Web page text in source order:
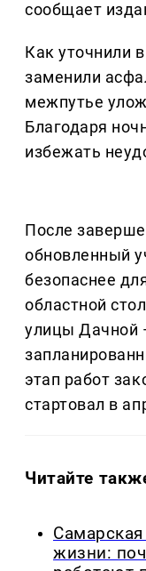
сообщает
Как уточнили
заменили
межпутье
Благодаря
избежать
После
обновленный
безопаснее
областной
улицы Дачной
этап работ
стартовал в
Читайте
жизни: